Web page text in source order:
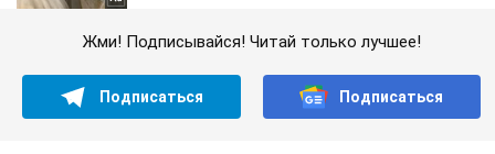
Жми! Подписывайся! Читай только лучшее!
Подписаться Подписаться